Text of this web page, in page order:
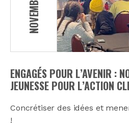
NOVEMBRE
ENGAGÉS POUR L’AVENIR :
JEUNESSE POUR L’ACTION
Concrétiser des idées et
!